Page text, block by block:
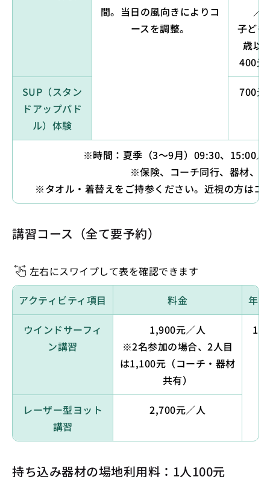
間。当日の風向きによりコ
ースを調整。
／
子ど
歳以
400元
SUP（スタン
ドアップパド
ル）体験
700元
※時間：夏季（3〜9月）09:30、15:00
※保険、コーチ同行、器材、
※タオル・着替えをご持参ください。近視の方はコ
講習コース（全て要予約）
左右にスワイプして表を確認できます
アクティビティ項目 料金 年
ウインドサーフィ
ン講習
1,900元／人
※2名参加の場合、2人目
は1,100元（コーチ・器材
共有）
15
レーザー型ヨット
講習
2,700元／人
持ち込み器材の場地利用料：1人100元